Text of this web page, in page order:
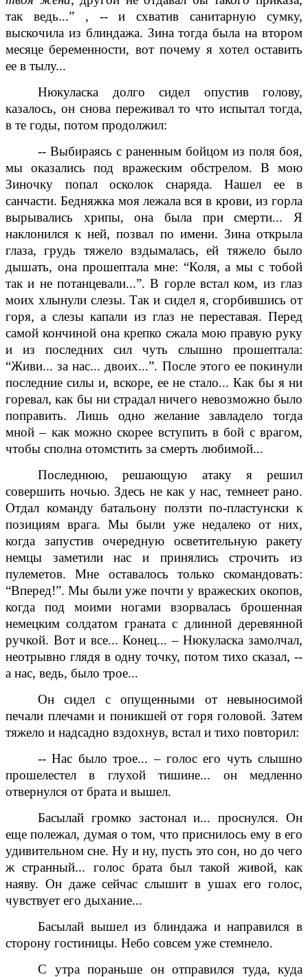
так ведь...” , -- и схватив санитарную сумку,
выскочила из блиндажа. Зина тогда была на втором
месяце беременности, вот почему я хотел оставить
ее в тылу...
Нюкуласка долго сидел опустив голову,
казалось, он снова переживал то что испытал тогда,
в те годы, потом продолжил:
-- Выбираясь с раненным бойцом из поля боя,
мы оказались под вражеским обстрелом. В мою
Зиночку попал осколок снаряда. Нашел ее в
санчасти. Бедняжка моя лежала вся в крови, из горла
вырывались хрипы, она была при смерти... Я
наклонился к ней, позвал по имени. Зина открыла
глаза, грудь тяжело вздымалась, ей тяжело было
дышать, она прошептала мне: “Коля, а мы с тобой
так и не потанцевали...”. В горле встал ком, из глаз
моих хлынули слезы. Так и сидел я, сгорбившись от
горя, а слезы капали из глаз не переставая. Перед
самой кончиной она крепко сжала мою правую руку
и из последних сил чуть слышно прошептала:
“Живи... за нас... двоих...”. После этого ее покинули
последние силы и, вскоре, ее не стало... Как бы я ни
горевал, как бы ни страдал ничего невозможно было
поправить. Лишь одно желание завладело тогда
мной – как можно скорее вступить в бой с врагом,
чтобы сполна отомстить за смерть любимой...
Последнюю, решающую атаку я решил
совершить ночью. Здесь не как у нас, темнеет рано.
Отдал команду батальону ползти по-пластунски к
позициям врага. Мы были уже недалеко от них,
когда запустив очередную осветительную ракету
немцы заметили нас и принялись строчить из
пулеметов. Мне оставалось только скомандовать:
“Вперед!”. Мы были уже почти у вражеских окопов,
когда под моими ногами взорвалась брошенная
немецким солдатом граната с длинной деревянной
ручкой. Вот и все... Конец... – Нюкуласка замолчал,
неотрывно глядя в одну точку, потом тихо сказал, --
а нас, ведь, было трое...
Он сидел с опущенными от невыносимой
печали плечами и поникшей от горя головой. Затем
тяжело и надсадно вздохнув, встал и тихо повторил:
-- Нас было трое... – голос его чуть слышно
прошелестел в глухой тишине... он медленно
отвернулся от брата и вышел.
Басылай громко застонал и... проснулся. Он
еще полежал, думая о том, что приснилось ему в его
удивительном сне. Ну и ну, пусть это сон, но до чего
ж странный... голос брата был такой живой, как
наяву. Он даже сейчас слышит в ушах его голос,
чувствует его дыхание...
Басылай вышел из блиндажа и направился в
сторону гостиницы. Небо совсем уже стемнело.
С утра пораньше он отправился туда, куда